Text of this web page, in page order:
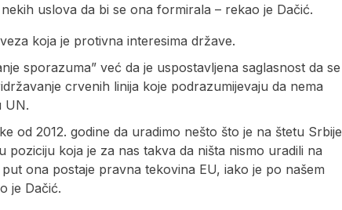
uslova da bi se ona formirala – rekao je Dačić.
koja je protivna interesima države.
sporazuma” već da je uspostavljena saglasnost da se
crvenih linija koje podrazumijevaju da nema
UN.
od 2012. godine da uradimo nešto što je na štetu Srbije
koja je za nas takva da ništa nismo uradili na
ona postaje pravna tekovina EU, iako je po našem
je Dačić.